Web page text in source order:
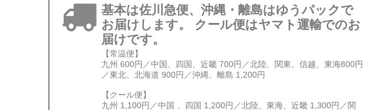
基本は佐川急便、沖縄・離島はゆうパックで
お届けします。 クール便はヤマト運輸でのお
届けです。
【常温便】
九州 600円／中国、四国、近畿 700円／北陸、関東、信越、東海800円
／東北、北海道 900円／沖縄、離島 1,200円
【クール便】
九州 1,100円／中国 、四国 1,200円／北陸、東海、近畿 1,300円／関